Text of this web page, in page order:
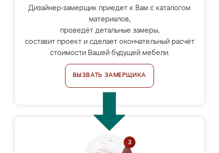
Дизайнер-замерщик приедет к Вам с каталогом
материалов,
проведёт детальные замеры,
составит проект и сделает окончательный расчёт
стоимости Вашей будущей мебели.
ВЫЗВАТЬ ЗАМЕРЩИКА